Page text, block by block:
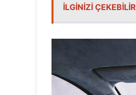
İLGİNİZİ ÇEKEBİLİR